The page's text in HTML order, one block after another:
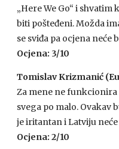
„Here We Go“ i
biti pošteđeni. Možda
se sviđa pa ocjena neće
Ocjena: 3/10
Tomislav Krizmanić
Za mene ne
svega po malo. Ovakav
je iritantan i Latviju
Ocjena: 2/10